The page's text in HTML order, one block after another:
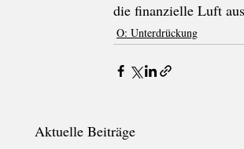
die finanzielle Luft
O: Unterdrückung
Aktuelle Beiträge